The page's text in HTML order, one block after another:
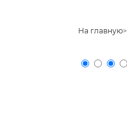
На главную>